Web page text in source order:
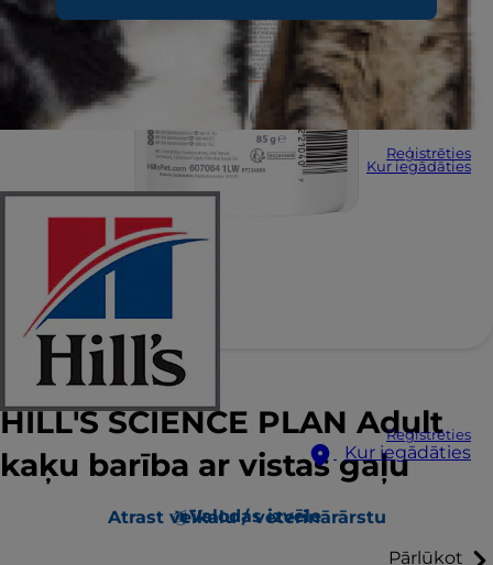
Reģistrēties
Kur iegādāties
Reģistrēties
Kur iegādāties
Valodas izvēle
Pārlūkot
HILL'S SCIENCE PLAN Adult
kaķu barība ar vistas gaļu
Atrast veikalu / veterinārārstu